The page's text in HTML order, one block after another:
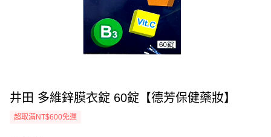
井田 多維鋅膜衣錠 60錠【德芳保健藥妝】
超取滿NT$600免運